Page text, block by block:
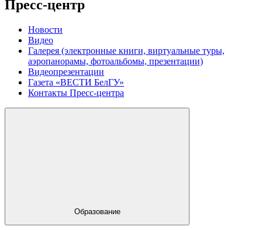
Пресс-центр
Новости
Видео
Галерея (электронные книги, виртуальные туры,
аэропанорамы, фотоальбомы, презентации)
Видеопрезентации
Газета «ВЕСТИ БелГУ»
Контакты Пресс-центра
Образование